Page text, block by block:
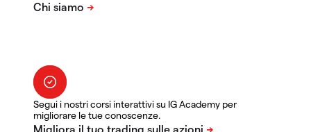
Segui i nostri corsi interattivi su IG Academy per
migliorare le tue conoscenze.